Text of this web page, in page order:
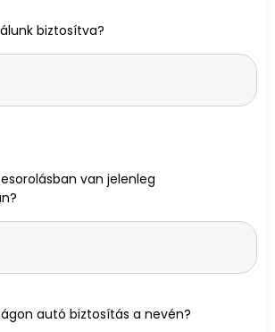
biztosítva?
van jelenleg
autó biztosítás a nevén?